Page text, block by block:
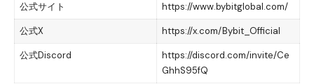
公式サイト https://www.bybitglobal.com/
公式X https://x.com/Bybit_Official
公式Discord
https://discord.com/invite/Ce
GhhS95fQ